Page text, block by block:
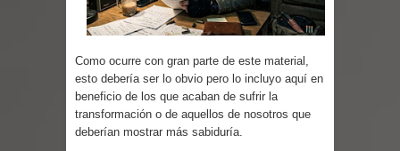
Los Muertos se Levantan (Relato)
Los Monstruos más Buscados
Parte 09: Los Muertos Cuentan
Como ocurre con gran parte de este material,
esto debería ser lo obvio pero lo incluyo aquí en
beneficio de los que acaban de sufrir la
transformación o de aquellos de nosotros que
deberían mostrar más sabiduría.